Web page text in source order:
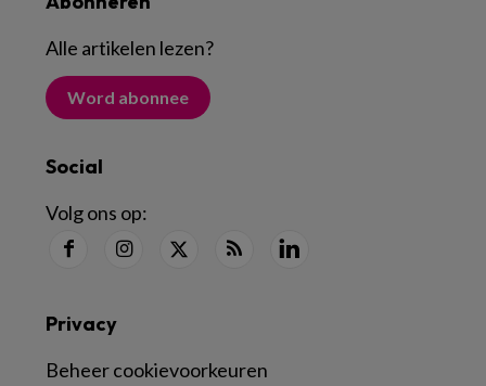
Alle artikelen lezen?
Word abonnee
Social
Volg ons op:
Privacy
Beheer cookievoorkeuren